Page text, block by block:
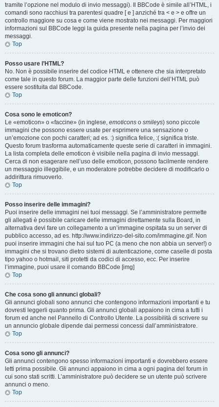
tramite l’opzione nel modulo di invio messaggi). Il BBCode è simile all’HTML, i
comandi sono racchiusi tra parentesi quadre [ e ] anziché tra < e > e offre un
controllo maggiore su cosa e come viene mostrato nei messaggi. Per maggiori
informazioni sul BBCode leggi la guida presente nella pagina per l’invio dei
messaggi.
Top
Posso usare l’HTML?
No. Non è possibile inserire del codice HTML e ottenere che sia interpretato
come tale in questo forum. La maggior parte delle funzioni dell’HTML può
essere sostituita dal BBCode.
Top
Cosa sono le emoticon?
Le «emoticon» o «faccine» (in inglese, emoticons o smileys) sono piccole
immagini che possono essere usate per esprimere una sensazione o
un’emozione con pochi caratteri; ad es. :) significa felice, :( significa triste.
Questo forum trasforma automaticamente queste serie di caratteri in immagini.
La lista completa delle emoticon è visibile nella pagina di invio messaggi.
Cerca di non esagerare nell’uso delle emoticon, possono facilmente rendere
un messaggio illeggibile, e un moderatore potrebbe decidere di modificarlo o
addirittura rimuoverlo.
Top
Posso inserire delle immagini?
Puoi inserire delle immagini nei tuoi messaggi. Se l’amministratore permette
gli allegati è possibile caricare delle immagini direttamente sulla Board, in
alternativa devi fare un collegamento a un’immagine ospitata su un server di
pubblico accesso, ad es. http://www.indirizzo-del-sito.com/immagine.gif. Non
puoi inserire immagini che hai sul tuo PC (a meno che non abbia un server!) o
immagini che si trovano dietro sistemi di autenticazione, come caselle di posta
tipo yahoo o hotmail, siti protetti da codici di accesso, ecc. Per inserire
l’immagine, puoi usare il comando BBCode [img]
Top
Che cosa sono gli annunci globali?
Gli annunci globali sono annunci che contengono informazioni importanti e tu
dovresti leggerli quanto prima. Gli annunci globali appaiono in cima a tutti i
forum ed anche nel Pannello di Controllo Utente. La possibilità di scrivere su
un annuncio globale dipende dai permessi concessi dall’amministratore.
Top
Cosa sono gli annunci?
Gli annunci contengono spesso informazioni importanti e dovrebbero essere
letti prima possibile. Gli annunci appaiono in cima a ogni pagina del forum in
cui sono stati scritti. L’amministratore può decidere se un utente può scrivere
annunci o meno.
Top